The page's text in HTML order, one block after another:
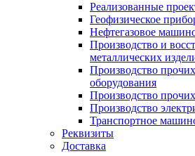
Реализованные
Геофизическое
Нефтегазовое
Производство и
металлических
Производство
оборудования
Производство
Производство
Транспортное
Реквизиты
Доставка